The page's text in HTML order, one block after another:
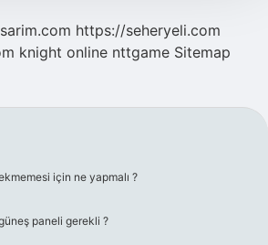
https://seheryeli.com
knight online nttgame Sitemap
için ne yapmalı ?
paneli gerekli ?